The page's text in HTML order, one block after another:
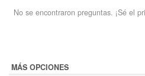
No se encontraron preguntas. ¡Sé el
MÁS OPCIONES